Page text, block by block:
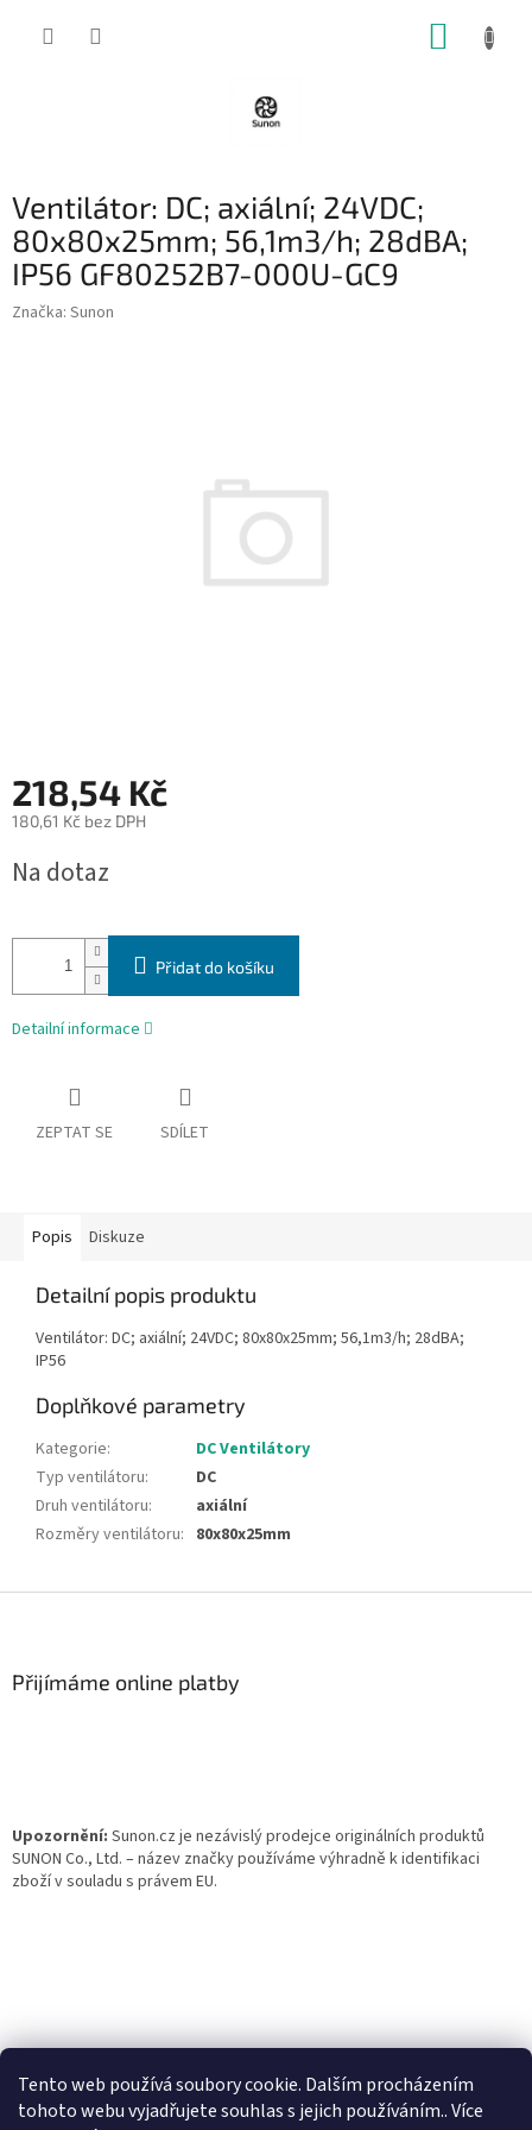
Tento web používá soubory cookie. Dalším procházením
tohoto webu vyjadřujete souhlas s jejich používáním.. Více
Ventilátor: DC; axiální; 24VDC;
80x80x25mm; 56,1m3/h; 28dBA;
IP56 GF80252B7-000U-GC9
Značka: Sunon
218,54 Kč
180,61 Kč bez DPH
cena:
Na dotaz
Přidat do košíku
Detailní informace
ZEPTAT SE SDÍLET
Popis Diskuze
Detailní popis produktu
Ventilátor: DC; axiální; 24VDC; 80x80x25mm; 56,1m3/h; 28dBA;
IP56
Doplňkové parametry
Kategorie:
DC Ventilátory
Typ ventilátoru:
DC
Druh ventilátoru:
axiální
Rozměry ventilátoru: 80x80x25mm
Přijímáme online platby
Upozornění: Sunon.cz je nezávislý prodejce originálních produktů
SUNON Co., Ltd. – název značky používáme výhradně k identifikaci
zboží v souladu s právem EU.